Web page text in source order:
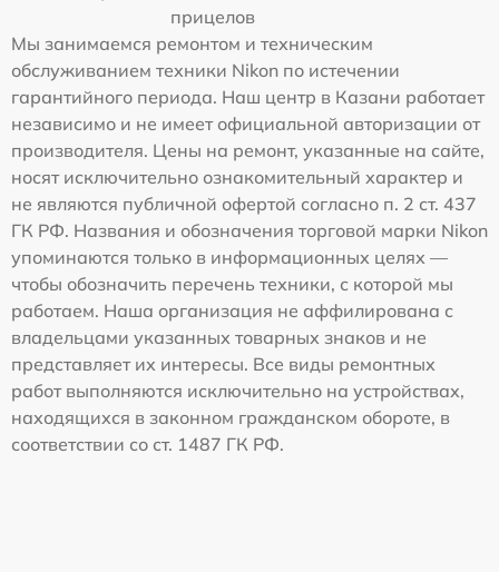
прицелов
Мы занимаемся ремонтом и техническим
обслуживанием техники Nikon по истечении
гарантийного периода. Наш центр в Казани работает
независимо и не имеет официальной авторизации от
производителя. Цены на ремонт, указанные на сайте,
носят исключительно ознакомительный характер и
не являются публичной офертой согласно п. 2 ст. 437
ГК РФ. Названия и обозначения торговой марки Nikon
упоминаются только в информационных целях —
чтобы обозначить перечень техники, с которой мы
работаем. Наша организация не аффилирована с
владельцами указанных товарных знаков и не
представляет их интересы. Все виды ремонтных
работ выполняются исключительно на устройствах,
находящихся в законном гражданском обороте, в
соответствии со ст. 1487 ГК РФ.